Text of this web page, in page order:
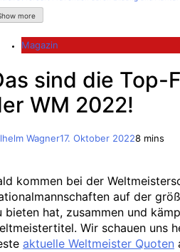
more
Magazin
sind die Top-
WM 2022!
Wagner17. Oktober 20228 mins
kommen bei der
auf der
bieten hat, zusammen und
Wir schauen uns
aktuelle Weltmeister Quoten